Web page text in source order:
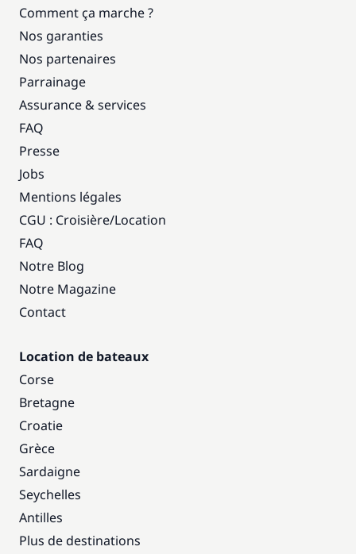
Comment ça marche ?
Nos garanties
Nos partenaires
Parrainage
Assurance & services
FAQ
Presse
Jobs
Mentions légales
CGU : Croisière/Location
FAQ
Notre Blog
Notre Magazine
Contact
Location de bateaux
Corse
Bretagne
Croatie
Grèce
Sardaigne
Seychelles
Antilles
Plus de destinations